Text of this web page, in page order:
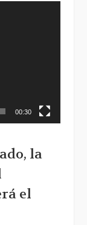
00:30
la
el